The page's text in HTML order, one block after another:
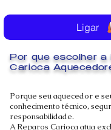
Porque seu aquecedor e
conhecimento técnico,
responsabilidade.
A Reparos Carioca atua
Por que escolher a
Carioca
Ligar